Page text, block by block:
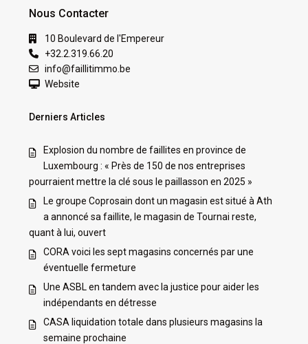
Nous Contacter
10 Boulevard de l'Empereur
+32.2.319.66.20
info@faillitimmo.be
Website
Derniers Articles
Explosion du nombre de faillites en province de
Luxembourg : « Près de 150 de nos entreprises
pourraient mettre la clé sous le paillasson en 2025 »
Le groupe Coprosain dont un magasin est situé à Ath
a annoncé sa faillite, le magasin de Tournai reste,
quant à lui, ouvert
CORA voici les sept magasins concernés par une
éventuelle fermeture
Une ASBL en tandem avec la justice pour aider les
indépendants en détresse
CASA liquidation totale dans plusieurs magasins la
semaine prochaine